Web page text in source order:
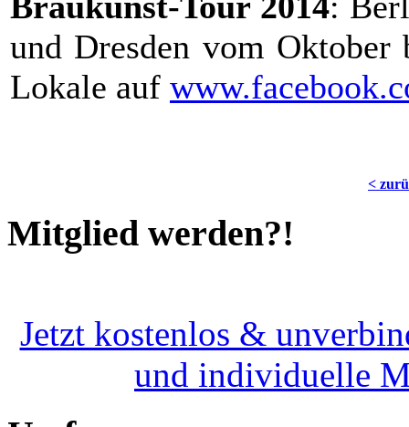
und Dresden vom Oktober
Lokale auf
<
Mitglied werden?!
Jetzt kostenlos &
und individuelle